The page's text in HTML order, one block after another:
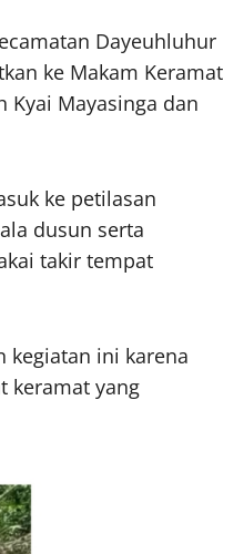
Dayeuhluhur
ke Makam Keramat
Kyai Mayasinga dan
ke petilasan
dusun serta
takir tempat
kegiatan ini karena
keramat yang